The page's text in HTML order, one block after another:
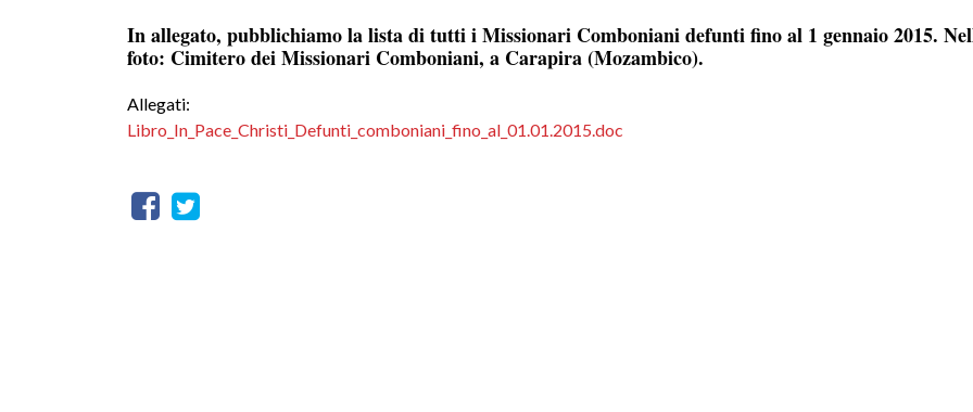
In allegato, pubblichiamo la lista di tutti i Missionari Comboniani defunti fino al 1 gennaio 2015.
foto: Cimitero dei Missionari Comboniani, a Carapira (Mozambico).
Allegati:
Libro_In_Pace_Christi_Defunti_comboniani_fino_al_01.01.2015.doc